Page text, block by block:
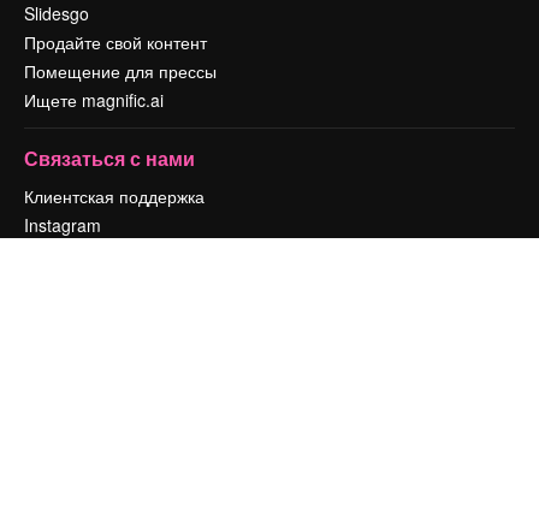
Slidesgo
Продайте свой контент
Помещение для прессы
Ищете magnific.ai
Связаться с нами
Клиентская поддержка
Instagram